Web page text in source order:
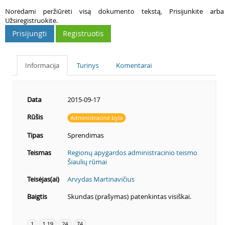
Norėdami peržiūrėti visą dokumento tekstą, Prisijunkite arba
Užsiregistruokite.
Prisijungti Registruotis
Informacija Turinys Komentarai
Data
2015-09-17
Rūšis
Administracinė byla
Tipas
Sprendimas
Teismas
Regionų apygardos administracinio teismo
Šiaulių rūmai
Teisėjas(ai)
Arvydas Martinavičius
Baigtis
Skundas (prašymas) patenkintas visiškai.